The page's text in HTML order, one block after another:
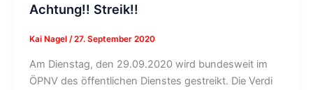
Achtung!! Streik!!
Kai Nagel /27. September 2020
Am Dienstag, den 29.09.2020 wird bundesweit im
ÖPNV des öffentlichen Dienstes gestreikt. Die Verdi